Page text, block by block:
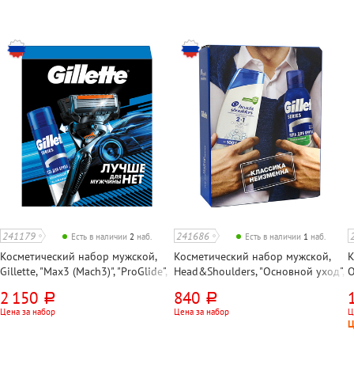
241179 Есть в наличии 2 наб.
Косметический набор мужской,
Gillette, "Мах3 (Mach3)", "ProGlide",
для бритья "Масло какао" 200 мл
2 150 руб.
Цена за набор
241686 Есть в наличии 1 наб.
Косметический набор мужской,
Head&Shoulders, "Основной уход",
бритья 200мл
840 руб.
Цена за набор